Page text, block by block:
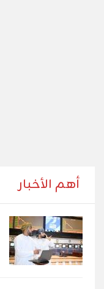
أهم الأخبار